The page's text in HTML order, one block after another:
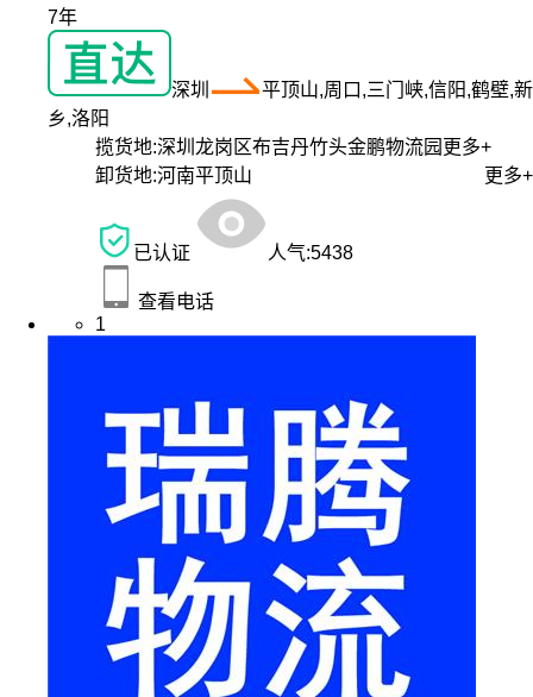
7年
深圳
平顶山,周口,三门峡,信阳,鹤壁,新
乡,洛阳
揽货地:深圳龙岗区布吉丹竹头金鹏物流园 更多+
卸货地:河南平顶山 更多+
已认证 人气:5438
查看电话
1